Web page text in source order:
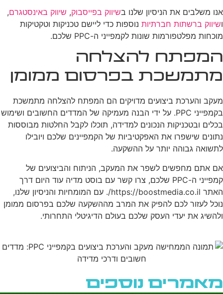
אנו משלבים את הניסיון שלנו בשיווק בפייסבוק, שיווק באינסטגרם,
ושיווק ברשתות חברתיות נוספות כדי ליישם טכניקות וטקטיקות
מוכחות מפלטפורמות שונות לקמפייני ה-PPC שלכם.
המפתח להצלחה
מתמשכת בפרסום ממומן
מעקב והערכת ביצועים מדויקים הם המפתח להצלחה מתמשכת
בקמפייני PPC. על ידי הבנה מעמיקה של המדדים החשובים ושימוש
בכלים ובטכניקות הנכונים למדידה, תוכלו לקבל החלטות מבוססות
נתונים שישפרו את האפקטיביות של הקמפיינים שלכם ויובילו
לתשואה גבוהה יותר על ההשקעה.
אם אתם מחפשים לשפר את המעקב, הניתוח והביצועים של
קמפייני ה-PPC שלכם, צרו קשר עם בוסט מדיה עוד היום דרך
האתר https://boostmedia.co.il/. עם המומחיות והניסיון שלנו,
נוכל לעזור לכם להפיק את המרב מההשקעה שלכם בפרסום ממומן
ולהשיג את יעדי העסק שלכם בעולם הדיגיטלי התחרותי.
מאמרים נוספים